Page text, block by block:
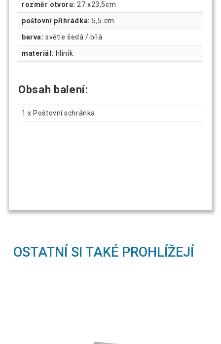
rozměr otvoru: 27 x23,5cm
poštovní přihrádka: 5,5 cm
barva: světle šedá / bílá
materiál: hliník
Obsah balení:
1 x Poštovní schránka
OSTATNÍ SI TAKÉ PROHLÍŽEJÍ